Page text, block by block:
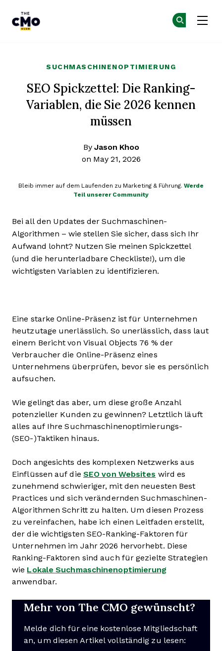
SUCHMASCHINENOPTIMIERUNG
SEO Spickzettel: Die Ranking-
Variablen, die Sie 2026 kennen
müssen
By Jason Khoo
on May 21, 2026
Bleib immer auf dem Laufenden zu Marketing & Führung. Werde
Teil unserer Community
Bei all den Updates der Suchmaschinen-
Algorithmen – wie stellen Sie sicher, dass sich Ihr
Aufwand lohnt? Nutzen Sie meinen Spickzettel
(und die herunterladbare Checkliste!), um die
wichtigsten Variablen zu identifizieren.
Eine starke Online-Präsenz ist für Unternehmen
heutzutage unerlässlich. So unerlässlich, dass laut
einem Bericht von Visual Objects 76 % der
Verbraucher die Online-Präsenz eines
Unternehmens überprüfen, bevor sie es persönlich
aufsuchen.
Wie gelingt das aber, um diese große Anzahl
potenzieller Kunden zu gewinnen? Letztlich läuft
alles auf Ihre Suchmaschinenoptimierungs-
(SEO-)Taktiken hinaus.
Doch angesichts des komplexen Netzwerks aus
Einflüssen auf die SEO von Websites wird es
zunehmend schwieriger, mit den neuesten Best
Practices und sich verändernden Suchmaschinen-
Algorithmen Schritt zu halten. Um diesen Prozess
zu vereinfachen, habe ich einen Leitfaden erstellt,
der die wichtigsten SEO-Ranking-Faktoren für
Unternehmen im Jahr 2026 hervorhebt. Diese
Ranking-Faktoren sind auch für gezielte Strategien
wie Lokale Suchmaschinenoptimierung
anwendbar.
Mehr von The CMO gewünscht?
Melde dich für eine kostenlose Mitgliedschaft
an, um diesen Artikel vollständig zu lesen: